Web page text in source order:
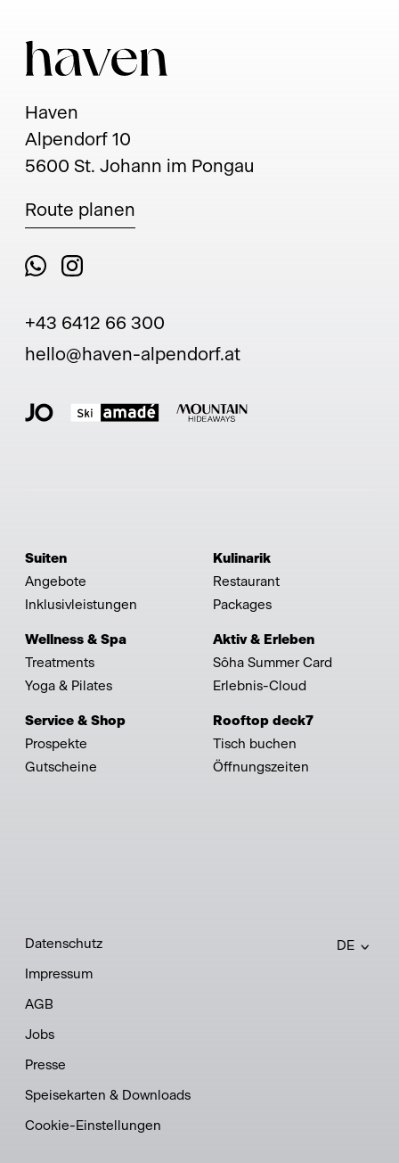
Haven
Alpendorf 10
5600 St. Johann im Pongau
Route planen
+43 6412 66 300
hello@haven-alpendorf.at
Suiten
Angebote
Inklusivleistungen
Kulinarik
Restaurant
Packages
Wellness & Spa
Treatments
Yoga & Pilates
Aktiv & Erleben
Sôha Summer Card
Erlebnis-Cloud
Service & Shop
Prospekte
Gutscheine
Rooftop deck7
Tisch buchen
Öffnungszeiten
DE
Datenschutz
Impressum
AGB
Jobs
Presse
Speisekarten & Downloads
Cookie-Einstellungen